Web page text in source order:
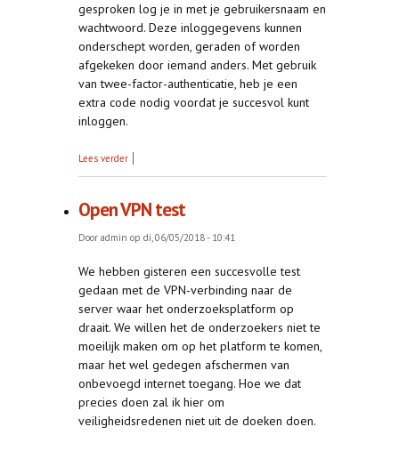
gesproken log je in met je gebruikersnaam en
wachtwoord. Deze inloggegevens kunnen
onderschept worden, geraden of worden
afgekeken door iemand anders. Met gebruik
van twee-factor-authenticatie, heb je een
extra code nodig voordat je succesvol kunt
inloggen.
Lees verder over Twee-factor-authenticatie (2FA)
Open VPN test
Door admin op di, 06/05/2018 - 10:41
We hebben gisteren een succesvolle test
gedaan met de VPN-verbinding naar de
server waar het onderzoeksplatform op
draait. We willen het de onderzoekers niet te
moeilijk maken om op het platform te komen,
maar het wel gedegen afschermen van
onbevoegd internet toegang. Hoe we dat
precies doen zal ik hier om
veiligheidsredenen niet uit de doeken doen.